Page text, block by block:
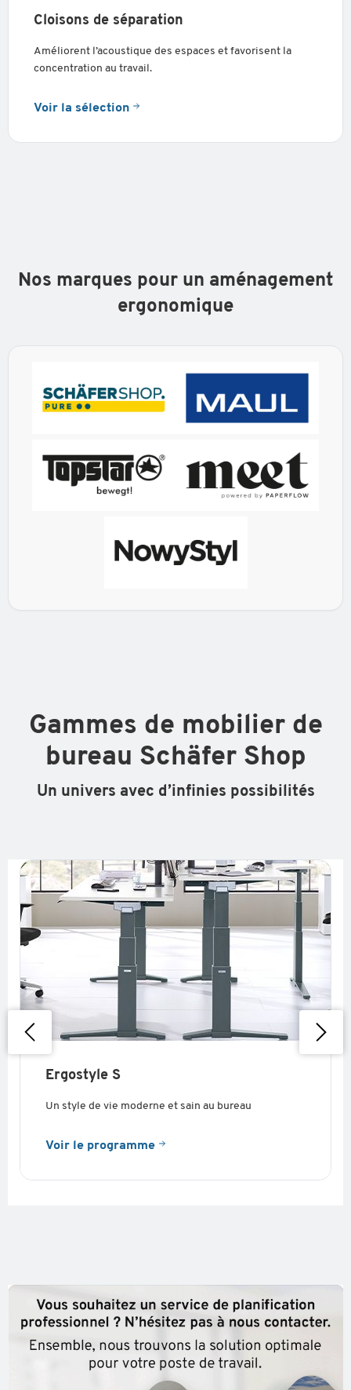
Cloisons de séparation
Améliorent l’acoustique des espaces et favorisent la
concentration au travail.
Voir la sélection
Nos marques pour un aménagement
ergonomique
Gammes de mobilier de
bureau Schäfer Shop
Un univers avec d’infinies possibilités
Ergostyle S
Un style de vie moderne et sain au bureau
Voir le programme